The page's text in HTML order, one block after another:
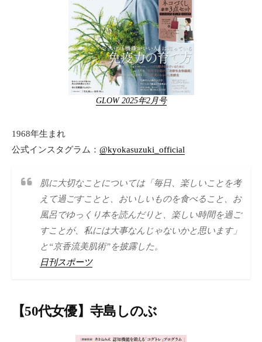
GLOW 2025年2月号
1968年生まれ
公式インスタグラム： @kyokasuzuki_official
肌に大切なことについては「毎日、楽しいことを考
えて過ごすことと、おいしいものを食べること、お
風呂でゆっくり本を読んだりと、楽しい時間を過ご
すことが、私には大事なんじゃないかと思います」
と“京香流美肌術”を披露した。
日刊スポーツ
【50代女優】寺島しのぶ